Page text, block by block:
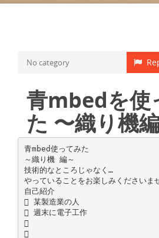
No category
青mbedを使
た 〜織り機
青mbed使ってみた
～織り機 編～
技術的なところじゃなく…
やっていることをお楽しみくださいま
自己紹介
 某製造業の人
 週末に電子工作

